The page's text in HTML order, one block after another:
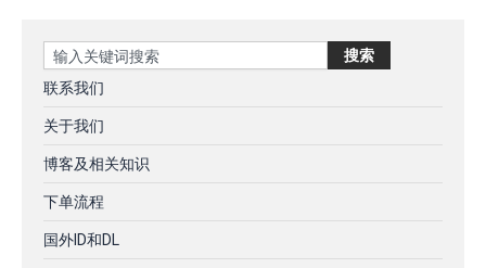
Search 搜索
联系我们
关于我们
博客及相关知识
下单流程
国外ID和DL